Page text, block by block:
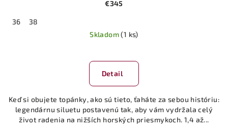
€345
36
38
Skladom(1 ks)
Detail
Keď si obujete topánky, ako sú tieto, ťaháte za sebou históriu:
legendárnu siluetu postavenú tak, aby vám vydržala celý
život radenia na nižších horských priesmykoch. 1,4 až...